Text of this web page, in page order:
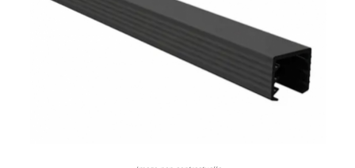
SUIVI DE COMMANDE
TOUS LES TARIFS AU M2
GUIDE : CHOIX PAR UTILISATION